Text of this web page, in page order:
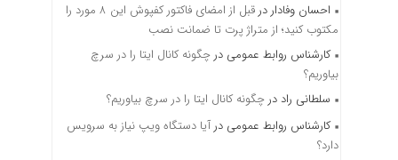
احسان وفادار در
قبل از امضای فاکتور کفپوش این ۸ مورد را
مکتوب کنید؛ از متراژ پرت تا ضمانت نصب
کارشناس روابط عمومی در چگونه کانال ایتا را در سرچ
بیاوریم؟
سلطانی راد در چگونه کانال ایتا را در سرچ بیاوریم؟
کارشناس روابط عمومی در آیا دستگاه ویپ نیاز به سرویس
دارد؟